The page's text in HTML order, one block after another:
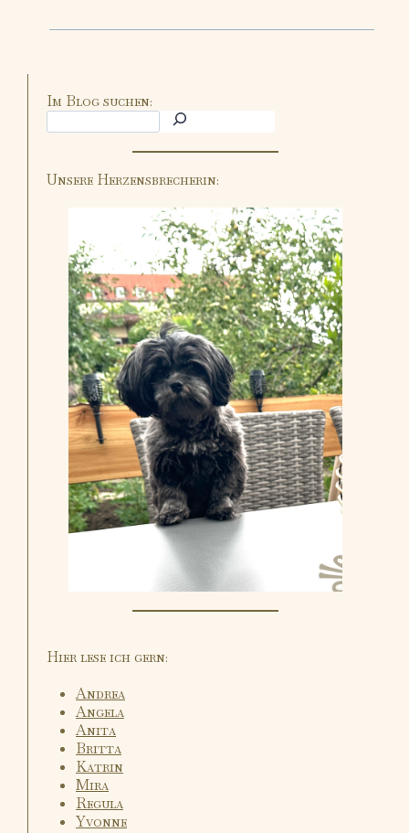
Im Blog suchen:
Unsere Herzensbrecherin:
Hier lese ich gern:
Andrea
Angela
Anita
Britta
Katrin
Mira
Regula
Yvonne